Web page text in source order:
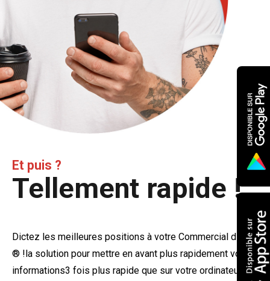
Et puis ?
Tellement rapide !
Dictez les meilleures positions à votre Commercial digital
® !la solution pour mettre en avant plus rapidement vos
informations3 fois plus rapide que sur votre ordinateur,